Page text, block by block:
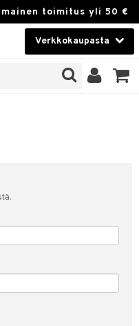
toimitus yli 50 €
Verkkokaupasta